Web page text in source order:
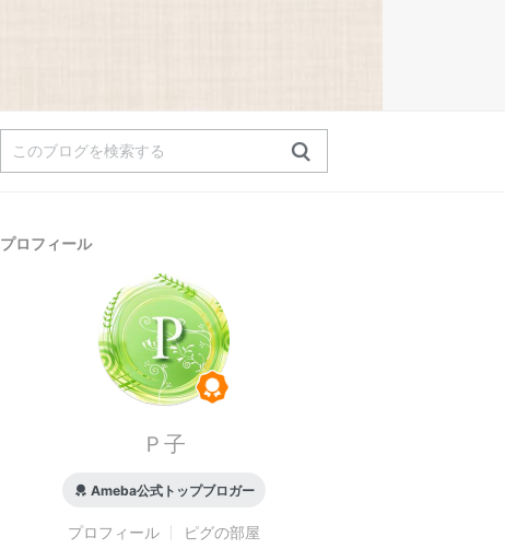
プロフィール
Ｐ子
Ameba公式トップブロガー
プロフィール ピグの部屋